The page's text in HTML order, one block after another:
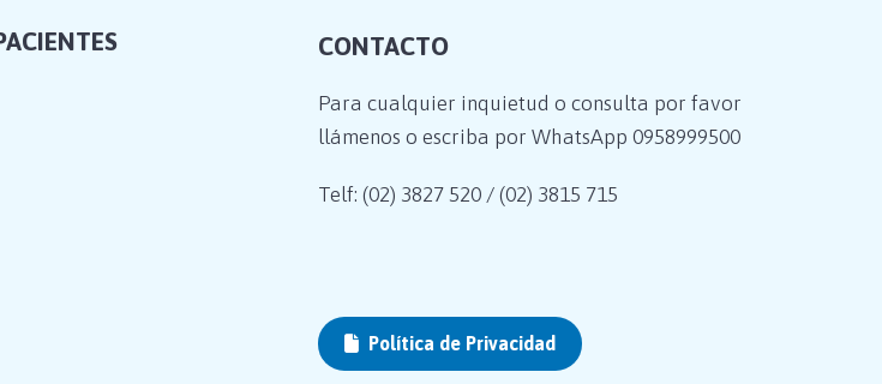
CONTACTO
Para cualquier inquietud o consulta por favor
llámenos o escriba por WhatsApp 0958999500
Telf: (02) 3827 520 / (02) 3815 715
Política de Privacidad